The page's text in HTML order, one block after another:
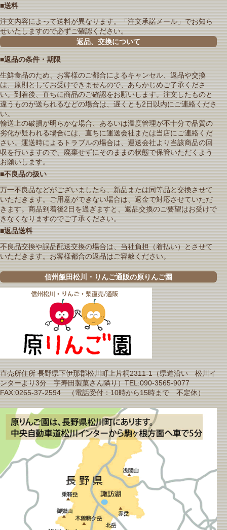
■送料
注文内容によって送料が異なります。「注文承諾メール」でお知ら
せいたしますので必ずご確認ください。
返品、交換について
■返品の条件・期限
生鮮食品のため、お客様のご都合によるキャンセル、返品や交換
は、原則としてお受けできませんので、あらかじめご了承くださ
い。到着後、直ちに商品のご確認をお願いします。注文したものと
違うものが送られるなどの場合は、遅くとも2日以内にご連絡くださ
い。
輸送上の破損が明らかな場合、あるいは温度管理が不十分で品質の
劣化が疑われる場合には、直ちに運送会社または当店にご連絡くだ
さい。運送時によるトラブルの場合は、運送会社より当該商品の回
収を行いますので、廃棄せずにそのままの状態で保管いただくよう
お願いします。
■不良品の扱い
万一不良品などがございましたら、新品または同等品と交換させて
いただきます。ご用意ができない場合は、返金で対応させていただ
きます。商品到着後2日を過ぎますと、返品交換のご要望はお受けで
きなくなりますのでご了承ください。
■返品送料
不良品交換や誤品配送交換の場合は、当社負担（着払い）とさせて
いただきます。お客様都合の返品はご容赦ください。
信州飯田松川・りんご通販の原りんご園
直売所住所 長野県下伊那郡松川町上片桐2311-1（県道沿い 松川イ
ンターより3分 宇寿田製菓さん隣り）TEL:090-3565-9077
FAX:0265-37-2594 （電話受付：10時から15時まで 不定休）